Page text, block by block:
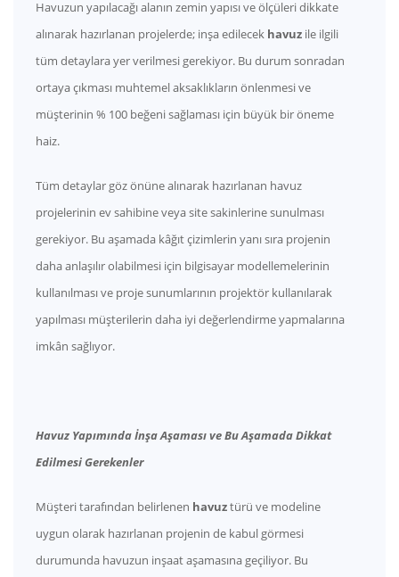
Havuzun yapılacağı alanın zemin yapısı ve ölçüleri dikkate
alınarak hazırlanan projelerde; inşa edilecek havuz ile ilgili
tüm detaylara yer verilmesi gerekiyor. Bu durum sonradan
ortaya çıkması muhtemel aksaklıkların önlenmesi ve
müşterinin % 100 beğeni sağlaması için büyük bir öneme
haiz.
Tüm detaylar göz önüne alınarak hazırlanan havuz
projelerinin ev sahibine veya site sakinlerine sunulması
gerekiyor. Bu aşamada kâğıt çizimlerin yanı sıra projenin
daha anlaşılır olabilmesi için bilgisayar modellemelerinin
kullanılması ve proje sunumlarının projektör kullanılarak
yapılması müşterilerin daha iyi değerlendirme yapmalarına
imkân sağlıyor.
Havuz Yapımında İnşa Aşaması ve Bu Aşamada Dikkat
Edilmesi Gerekenler
Müşteri tarafından belirlenen havuztürü ve modeline
uygun olarak hazırlanan projenin de kabul görmesi
durumunda havuzun inşaat aşamasına geçiliyor. Bu